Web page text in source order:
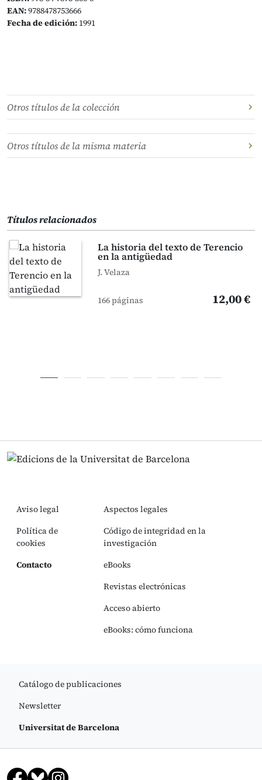
EAN:9788478753666
Fecha de edición: 1991
Otros títulos de la colección
Otros títulos de la misma materia
Títulos relacionados
La historia del texto de Terencio
en la antigüedad
J. Velaza
166 páginas 12,00 €
Aviso legal
Política de
cookies
Contacto
Aspectos legales
Código de integridad en la
investigación
eBooks
Revistas electrónicas
Acceso abierto
eBooks: cómo funciona
Catálogo de publicaciones
Newsletter
Universitat de Barcelona